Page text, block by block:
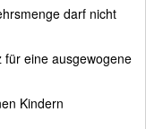
darf nicht
für eine ausgewogene
Kindern